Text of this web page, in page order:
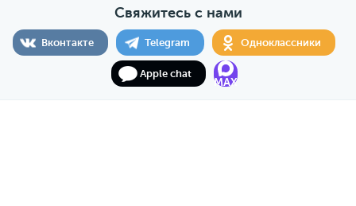
Свяжитесь с нами
Вконтакте Telegram Одноклассники
Apple chat
MAX